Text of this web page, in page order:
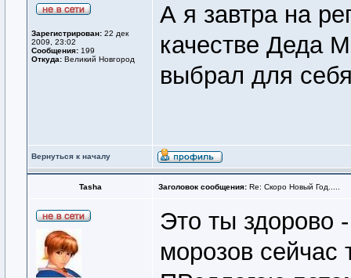
Зарегистрирован: 22 дек
2009, 23:02
Сообщения: 199
Откуда: Великий Новгород
А я завтра на
качестве Деда
выбрал для
Вернуться к началу
Tasha Заголовок сообщения: Re: Скоро Новый Год.....
Это ты здорово
морозов